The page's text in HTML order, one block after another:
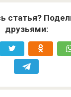
статья?
друзьями: